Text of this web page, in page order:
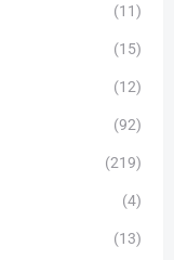
(11)
(15)
(12)
(92)
(219)
(4)
(13)